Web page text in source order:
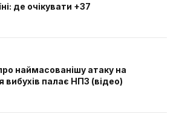
де очікувати +37
наймасованішу атаку на
вибухів палає НПЗ (відео)